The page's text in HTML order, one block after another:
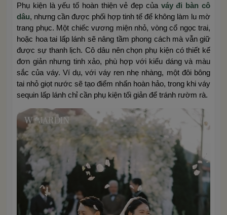
Phụ kiện là yếu tố hoàn thiện vẻ đẹp của váy đi bàn cô
dâu, nhưng cần được phối hợp tinh tế để không làm lu mờ
trang phục. Một chiếc vương miện nhỏ, vòng cổ ngọc trai,
hoặc hoa tai lấp lánh sẽ nâng tầm phong cách mà vẫn giữ
được sự thanh lịch. Cô dâu nên chọn phụ kiện có thiết kế
đơn giản nhưng tinh xảo, phù hợp với kiểu dáng và màu
sắc của váy. Ví dụ, với váy ren nhẹ nhàng, một đôi bông
tai nhỏ giọt nước sẽ tạo điểm nhấn hoàn hảo, trong khi váy
sequin lấp lánh chỉ cần phụ kiện tối giản để tránh rườm rà.